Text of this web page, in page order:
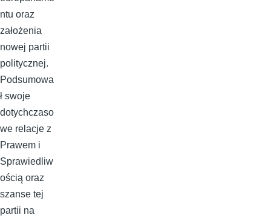
ntu oraz
założenia
nowej partii
politycznej.
Podsumowa
ł swoje
dotychczaso
we relacje z
Prawem i
Sprawiedliw
ością oraz
szanse tej
partii na